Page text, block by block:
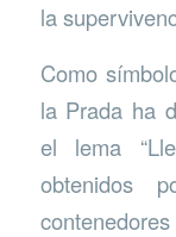
la
Como
la Prada ha
el lema
obtenidos